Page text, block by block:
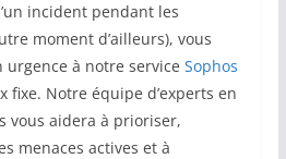
incident pendant les
moment d’ailleurs), vous
à notre service Sophos
fixe. Notre équipe d’experts en
vous aidera à prioriser,
menaces actives et à